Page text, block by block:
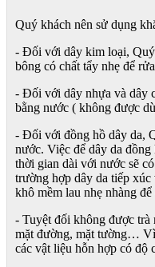
Quý khách nên sử dụng
- Đối với dây kim loại, Quý
bông có chất tẩy nhẹ để
- Đối với dây nhựa và dây
bằng nước ( không được
- Đối với đồng hồ dây da,
nước. Việc để dây da
thời gian dài với nước sẽ
trường hợp dây da tiếp
khô mềm lau nhẹ nhàng
- Tuyệt đối không được trà
mặt đường, mặt tường…
các vật liệu hỗn hợp có độ